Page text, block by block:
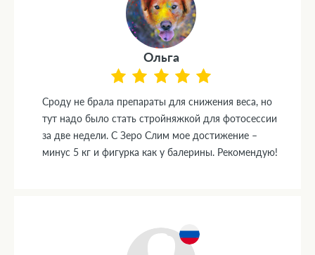
Ольга
Сроду не брала препараты для снижения веса, но
тут надо было стать стройняжкой для фотосессии
за две недели. С Зеро Слим мое достижение –
минус 5 кг и фигурка как у балерины. Рекомендую!